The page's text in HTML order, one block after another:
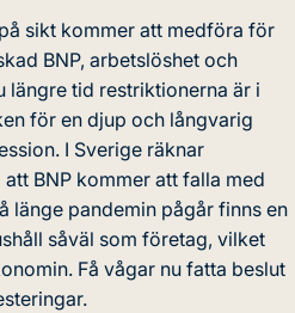
sikt kommer att medföra för
BNP, arbetslöshet och
längre tid restriktionerna är i
för en djup och långvarig
I Sverige räknar
BNP kommer att falla med
länge pandemin pågår finns en
såväl som företag, vilket
Få vågar nu fatta beslut